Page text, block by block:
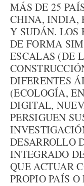
MÁS DE 25
CHINA, INDIA,
Y SUDÁN. LOS
DE FORMA
ESCALAS (DE
DIFERENTES
(ECOLOGÍA,
DIGITAL,
PERSIGUEN
DESARROLLO
INTEGRADO
QUE ACTUAR
PROPIO PAÍS